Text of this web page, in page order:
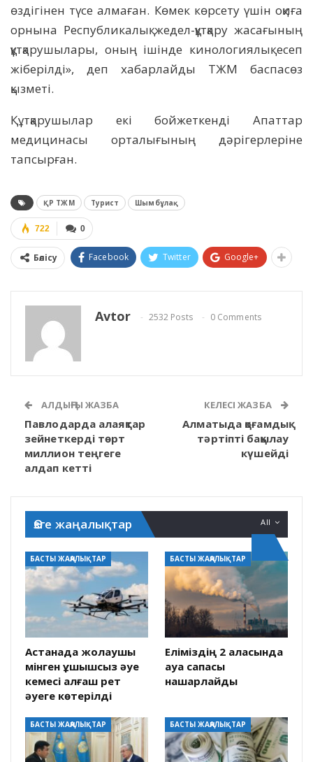
өздігінен түсе алмаған. Көмек көрсету үшін оқиға
орнына Республикалық жедел-құтқару жасағының
құтқарушылары, оның ішінде кинологиялық есеп
жіберілді», деп хабарлайды ТЖМ баспасөз
қызметі.
Құтқарушылар екі бойжеткенді Апаттар
медицинасы орталығының дәрігерлеріне
тапсырған.
ҚР ТЖМ Турист Шымбұлақ
0
722
Бөлісу Facebook Twitter Google+
Avtor 2532 Posts 0 Comments
АЛДЫҢҒЫ ЖАЗБА
Павлодарда алаяқтар
зейнеткерді төрт
миллион теңгеге
алдап кетті
КЕЛЕСІ ЖАЗБА
Алматыда қоғамдық
тәртіпті бақылау
күшейді
All
Өзге жаңалықтар
БАСТЫ ЖАҢАЛЫҚТАР
Астанада жолаушы
мінген ұшқышсыз әуе
кемесі алғаш рет
әуеге көтерілді
БАСТЫ ЖАҢАЛЫҚТАР
Еліміздің 2 қаласында
ауа сапасы
нашарлайды
БАСТЫ ЖАҢАЛЫҚТАР БАСТЫ ЖАҢАЛЫҚТАР